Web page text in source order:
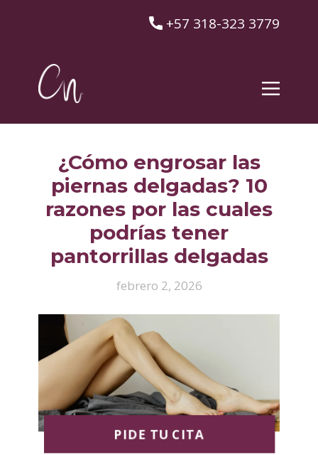
​+57 318-323 3779
¿Cómo engrosar las
piernas delgadas? 10
razones por las cuales
podrías tener
pantorrillas delgadas
febrero 2, 2026
PIDE TU CITA